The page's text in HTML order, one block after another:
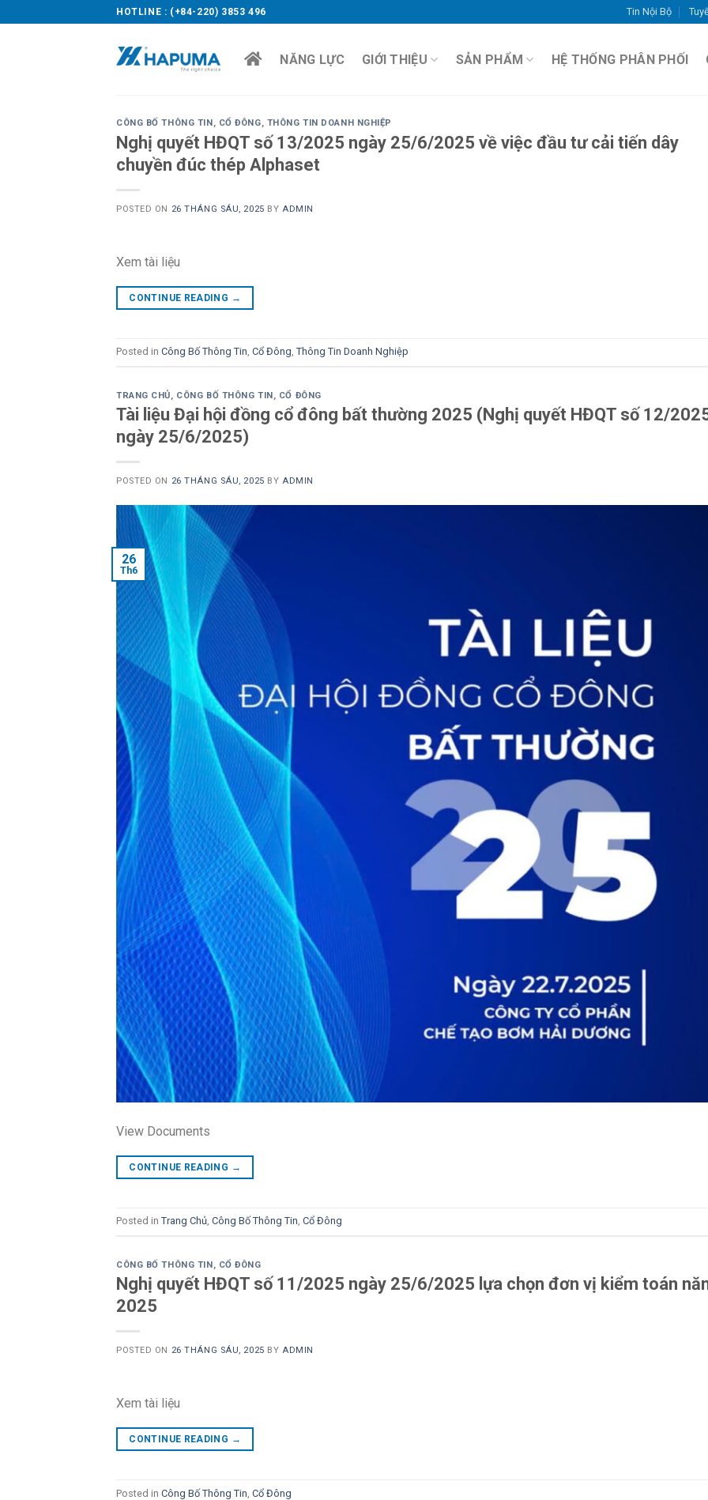
to
HOTLINE : (+84-220) 3853 496 Tin Nội Bộ
NĂNG LỰC GIỚI THIỆU SẢN PHẨM HỆ THỐNG PHÂN PHỐI
CÔNG BỐ THÔNG TIN, CỔ ĐÔNG, THÔNG TIN DOANH NGHIỆP
Nghị quyết HĐQT số 13/2025 ngày 25/6/2025 về việc đầu tư cải tiến dây
chuyền đúc thép Alphaset
POSTED ON 26 THÁNG SÁU, 2025 BY ADMIN
Xem tài liệu
CONTINUE READING →
Posted in Công Bố Thông Tin Cổ Đông Thông Tin Doanh Nghiệp
TRANG CHỦ, CÔNG BỐ THÔNG TIN, CỔ ĐÔNG
Tài liệu Đại hội đồng cổ đông bất thường 2025 (Nghị quyết HĐQT số 12/
ngày 25/6/2025)
POSTED ON 26 THÁNG SÁU, 2025 BY ADMIN
26
Th6
View Documents
CONTINUE READING →
Posted in Trang Chủ, Công Bố Thông Tin, Cổ Đông
CÔNG BỐ THÔNG TIN, CỔ ĐÔNG
Nghị quyết HĐQT số 11/2025 ngày 25/6/2025 lựa chọn đơn vị kiểm toán
2025
POSTED ON 26 THÁNG SÁU, 2025 BY ADMIN
Xem tài liệu
CONTINUE READING →
Posted in Công Bố Thông Tin Cổ Đông